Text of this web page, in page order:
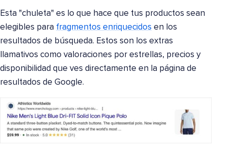
Esta "chuleta" es lo que hace que tus productos sean
elegibles para fragmentos enriquecidos en los
resultados de búsqueda. Estos son los extras
llamativos como valoraciones por estrellas, precios y
disponibilidad que ves directamente en la página de
resultados de Google.